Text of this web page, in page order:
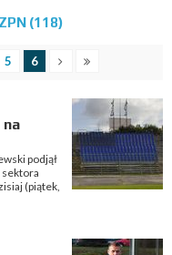
(118)
5 6
podjął
sektora
(piątek,